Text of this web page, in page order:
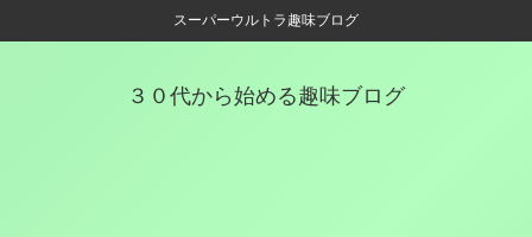
スーパーウルトラ趣味ブログ
３０代から始める趣味ブログ